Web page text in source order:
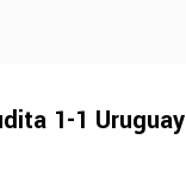
1-1 Uruguay